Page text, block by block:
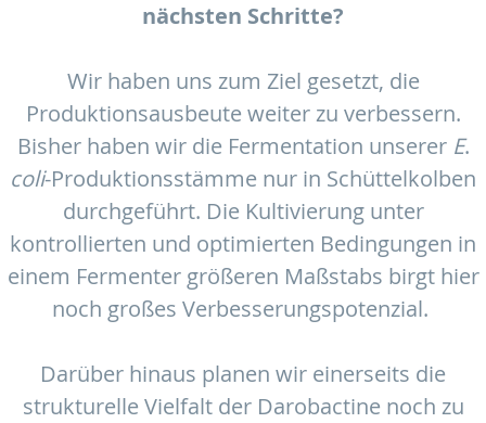
nächsten Schritte?
Wir haben uns zum Ziel gesetzt, die
Produktionsausbeute weiter zu verbessern.
Bisher haben wir die Fermentation unserer E.
coli-Produktionsstämme nur in Schüttelkolben
durchgeführt. Die Kultivierung unter
kontrollierten und optimierten Bedingungen in
einem Fermenter größeren Maßstabs birgt hier
noch großes Verbesserungspotenzial.
Darüber hinaus planen wir einerseits die
strukturelle Vielfalt der Darobactine noch zu